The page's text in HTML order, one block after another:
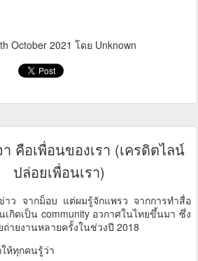
October 2021 โดย Unknown
คือเพื่อนของเรา (เครดิตไลน์
ปล่อยเพื่อนเรา)
าว จากม็อบ แต่ผมรู้จักแพรว จากการทำสื่อ
เกิดเป็น community อวกาศในไทยขึ้นมา ซึ่ง
ถ่ายงานหลายครั้งในช่วงปี 2018
ห้ทุกคนรู้ว่า